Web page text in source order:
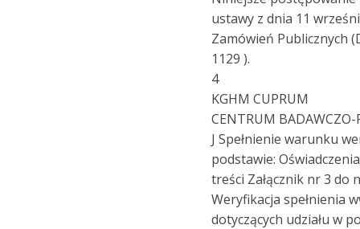
ustawy z dnia 11
Zamówień Publicznych
1129 ).
4
KGHM CUPRUM
CENTRUM BADAWCZO-
J Spełnienie warunku
podstawie:
treści Załącznik nr 3 do
Weryfikacja spełnienia
dotyczących udziału w